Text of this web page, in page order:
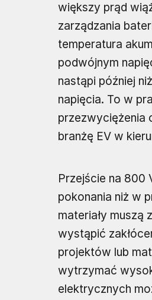
większy prąd
zarządzania
temperatura
podwójnym
nastąpi później
napięcia. To w
przezwyciężenia
branżę EV w
Przejście na 800
pokonania niż w
materiały
wystąpić
projektów lub
wytrzymać
elektrycznych